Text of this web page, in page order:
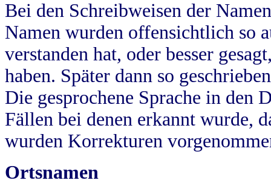
Bei den Schreibweisen der
Namen wurden offensichtlich so
verstanden hat, oder besser
haben. Später dann so
Die gesprochene Sprache in
Fällen bei denen erkannt wurde,
wurden Korrekturen
Ortsnamen